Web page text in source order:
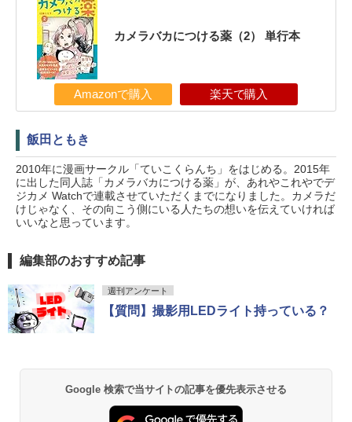
カメラバカにつける薬（2） 単行本
Amazonで購入 楽天で購入
飯田ともき
2010年に漫画サークル「ていこくらんち」をはじめる。2015年
に出した同人誌「カメラバカにつける薬」が、あれやこれやでデ
ジカメ Watchで連載させていただくまでになりました。カメラだ
けじゃなく、その向こう側にいる人たちの想いを伝えていければ
いいなと思っています。
編集部のおすすめ記事
週刊アンケート
【質問】撮影用LEDライト持っている？
Google 検索で当サイトの記事を優先表示させる